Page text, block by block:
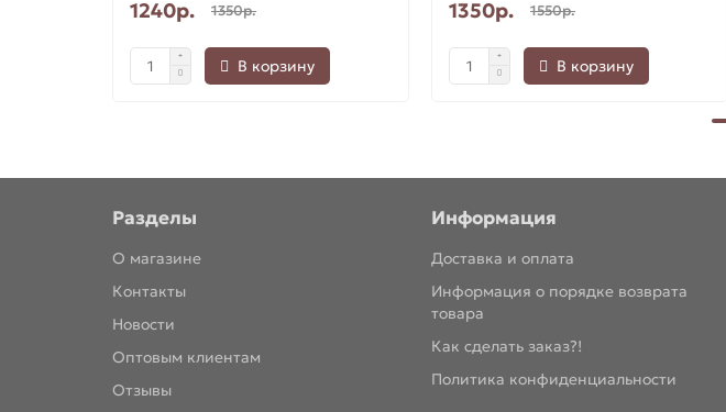
1240р. 1350р.
В корзину
1350р. 1550р.
В корзину
Разделы
О магазине
Контакты
Новости
Оптовым клиентам
Отзывы
Информация
Доставка и оплата
Информация о порядке возврата
товара
Как сделать заказ?!
Политика конфиденциальности